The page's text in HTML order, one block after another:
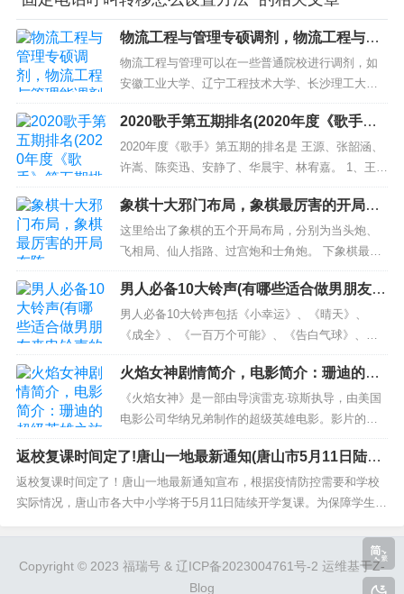
例如：*56*13812345678#
听到提示音后，挂断电话。
2. 取消呼叫转移
物流工程与管理专硕调剂，物流工程与管
理能调剂吗
物流工程与管理可以在一些普通院校进行调剂，如
安徽工业大学、辽宁工程技术大学、长沙理工大学
等。可以通过查询往年调剂信息或咨询院校了解最
新的调剂信息。 中部地区高校（物流工程与管理）
复试综合分析 中部地区（物流）复试综合分析（附
分数线、人数）01院校简述中部地区指的是豫晋鲁
皖四省，河南省有5所院校...
2020歌手第五期排名(2020年度《歌手》
第五期排名解析)
2020年度《歌手》第五期的排名是 王源、张韶涵、
许嵩、陈奕迅、安静了、华晨宇、林宥嘉。 1、王
源：明星气息浓郁，舞台表现不俗，热度高，年轻
人偏爱，战胜了其他参赛歌手，稳居第一。 2、张韶
涵：干净利落，嗓音出众，用她独特的方式征服了
观众和评委，坚定地守在第二位。 3、许嵩：嗓音干
净，情感投入，独...
象棋十大邪门布局，象棋最厉害的开局布
阵
这里给出了象棋的五个开局布局，分别为当头炮、
飞相局、仙人指路、过宫炮和士角炮。 下象棋最厉
害的布局出炉，王天一郑惟桐都在用，赵鑫鑫靠它
无敌了 仙人指路招数，近来非常流行。最早是郑惟
桐喜好，每用必到，获得郑道长的美名。之后是王
天一，几乎每次比赛，都用仙人指路，下来得心应
手。最近，赵鑫鑫特大也是清...
男人必备10大铃声(有哪些适合做男朋友来
电铃声的歌？)
男人必备10大铃声包括《小幸运》、《晴天》、
《成全》、《一百万个可能》、《告白气球》、
《稻香》、《夜曲》、《天使的翅膀》、《平凡之
路》和《蒲公英的约定》。这些歌都很适合用来表
示男人对女友的爱和思念。 30+的大男孩值得被偏
爱！情人节适合送给老公的实用礼物分享 Hello，大
家好，我是婉儿，很高...
火焰女神剧情简介，电影简介：珊迪的超
级英雄之旅——《火焰女神》
《火焰女神》是一部由导演雷克·琼斯执导，由美国
电影公司华纳兄弟制作的超级英雄电影。影片的主
人公是一位名叫珊迪·坦纳的美国女子，她因在一次
实验中被烧伤而获得了能够掌控和操纵火焰的超能
力。电影讲述了珊迪在获得超能力后不断与邪恶势
力战斗的故事。 1. 为什么火焰女神具有超能力？ 为
返校复课时间定了!唐山一地最新通知(唐山市5月11日陆续
开学 多项措施确保学生安心学习)
返校复课时间定了！唐山一地最新通知宣布，根据疫情防控需要和学校
实际情况，唐山市各大中小学将于5月11日陆续开学复课。为保障学生健
够安心学习。 一、疫情已得到有效控制 唐山市的疫情防控工作取得了显
著成效。近期唐山市无新增报告病例，现有确诊...
Copyright © 2023 福瑞号 & 辽ICP备2023004761号-2 运维基于Z-
Blog